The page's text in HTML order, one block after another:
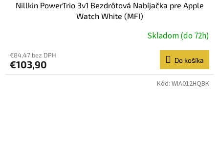
Nillkin PowerTrio 3v1 Bezdrôtová Nabíjačka pre Apple
Watch White (MFI)
Skladom (do 72h)
€84,47 bez DPH
€103,90 Do košíka
Kód: WIA012HQBK